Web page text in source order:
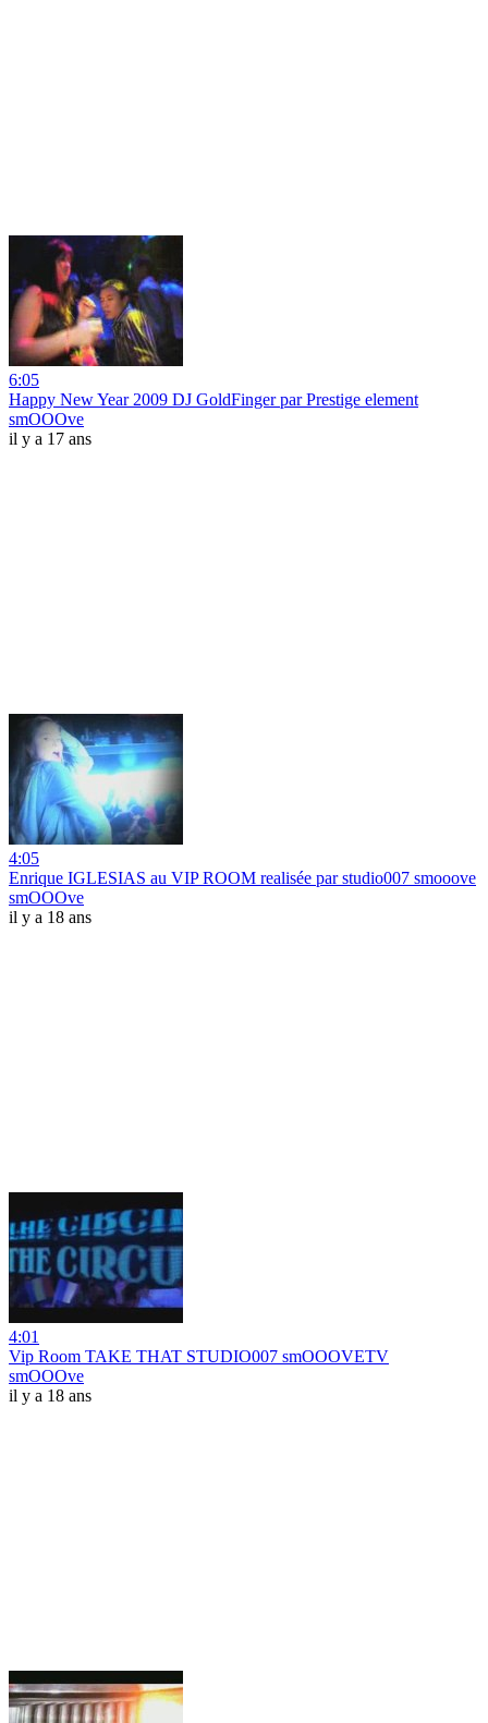
6:05
Happy New Year 2009 DJ GoldFinger par Prestige element
smOOOve
il y a 17 ans
4:05
Enrique IGLESIAS au VIP ROOM realisée par studio007 smooove
smOOOve
il y a 18 ans
4:01
Vip Room TAKE THAT STUDIO007 smOOOVETV
smOOOve
il y a 18 ans